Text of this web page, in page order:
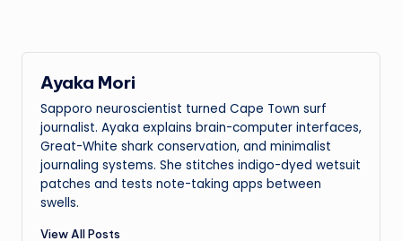
Ayaka Mori
Sapporo neuroscientist turned Cape Town surf
journalist. Ayaka explains brain-computer interfaces,
Great-White shark conservation, and minimalist
journaling systems. She stitches indigo-dyed wetsuit
patches and tests note-taking apps between
swells.
View All Posts